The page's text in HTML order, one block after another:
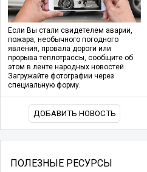
Если Вы стали свидетелем аварии,
пожара, необычного погодного
явления, провала дороги или
прорыва теплотрассы, сообщите об
этом в ленте народных новостей.
Загружайте фотографии через
специальную форму.
ДОБАВИТЬ НОВОСТЬ
ПОЛЕЗНЫЕ РЕСУРСЫ